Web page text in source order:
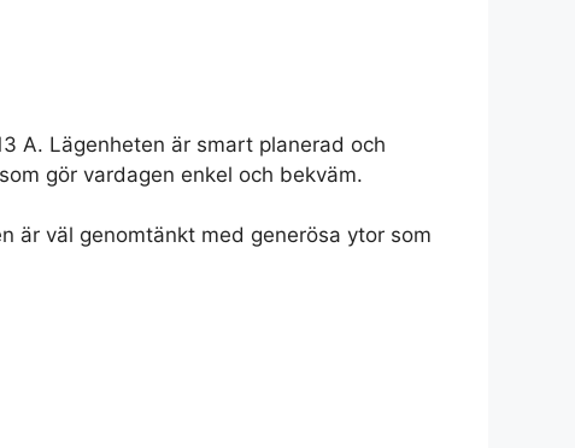
A. Lägenheten är smart planerad och
gör vardagen enkel och bekväm.
är väl genomtänkt med generösa ytor som